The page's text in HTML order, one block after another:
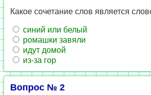
Какое сочетание слов является
синий или белый
ромашки завяли
идут домой
из-за гор
Вопрос № 2